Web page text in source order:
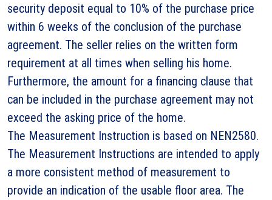
security deposit equal to 10% of the purchase price
within 6 weeks of the conclusion of the purchase
agreement. The seller relies on the written form
requirement at all times when selling his home.
Furthermore, the amount for a financing clause that
can be included in the purchase agreement may not
exceed the asking price of the home.
The Measurement Instruction is based on NEN2580.
The Measurement Instructions are intended to apply
a more consistent method of measurement to
provide an indication of the usable floor area. The